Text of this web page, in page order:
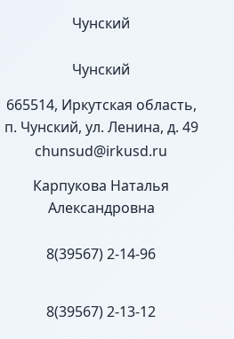
Чунский
Чунский
665514, Иркутская область,
п. Чунский, ул. Ленина, д. 49
chunsud@irkusd.ru
Карпукова Наталья
Александровна
8(39567) 2-14-96
8(39567) 2-13-12